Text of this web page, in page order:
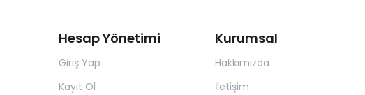
Hesap Yönetimi
Giriş Yap
Kayıt Ol
Kurumsal
Hakkımızda
İletişim